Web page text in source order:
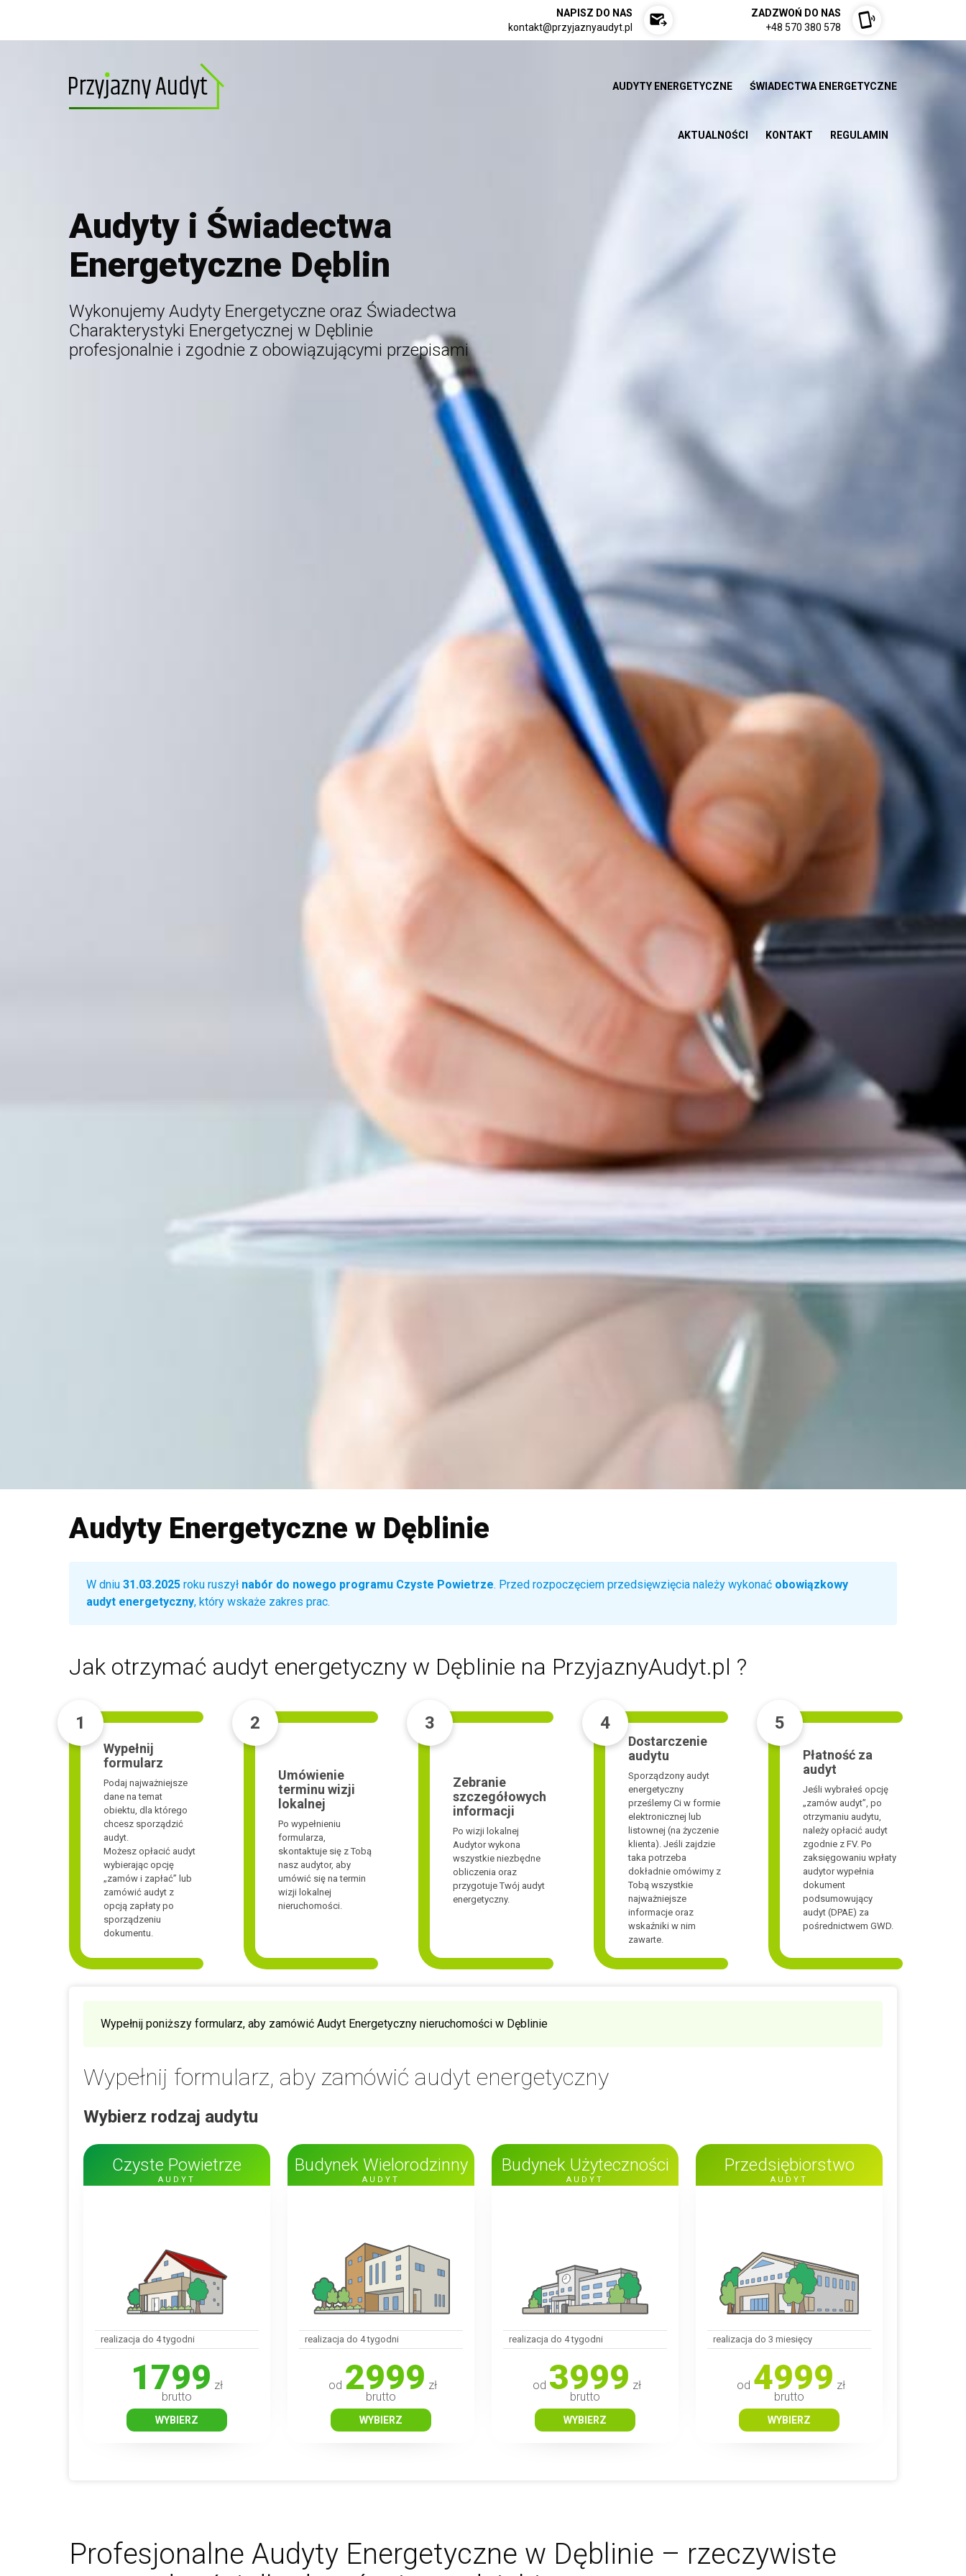
NAPISZ DO NAS
kontakt@przyjaznyaudyt.pl
ZADZWOŃ DO NAS
+48 570 380 578
AUDYTY ENERGETYCZNE ŚWIADECTWA ENERGETYCZNE
AKTUALNOŚCI KONTAKT REGULAMIN
Audyty i Świadectwa
Energetyczne Dęblin
Wykonujemy Audyty Energetyczne oraz Świadectwa
Charakterystyki Energetycznej w Dęblinie
profesjonalnie i zgodnie z obowiązującymi przepisami
Audyty Energetyczne w Dęblinie
W dniu 31.03.2025 roku ruszył nabór do nowego programu Czyste Powietrze. Przed rozpoczęciem przedsięwzięcia należy wykonać obowiązkowy
audyt energetyczny, który wskaże zakres prac.
Jak otrzymać audyt energetyczny w Dęblinie na PrzyjaznyAudyt.pl ?
1
Wypełnij
formularz
Podaj najważniejsze
dane na temat
obiektu, dla którego
chcesz sporządzić
audyt.
Możesz opłacić audyt
wybierając opcję
„zamów i zapłać” lub
zamówić audyt z
opcją zapłaty po
sporządzeniu
dokumentu.
2
Umówienie
terminu wizji
lokalnej
Po wypełnieniu
formularza,
skontaktuje się z Tobą
nasz audytor, aby
umówić się na termin
wizji lokalnej
nieruchomości.
3
Zebranie
szczegółowych
informacji
Po wizji lokalnej
Audytor wykona
wszystkie niezbędne
obliczenia oraz
przygotuje Twój audyt
energetyczny.
4
Dostarczenie
audytu
Sporządzony audyt
energetyczny
prześlemy Ci w formie
elektronicznej lub
listownej (na życzenie
klienta). Jeśli zajdzie
taka potrzeba
dokładnie omówimy z
Tobą wszystkie
najważniejsze
informacje oraz
wskaźniki w nim
zawarte.
5
Płatność za
audyt
Jeśli wybrałeś opcję
„zamów audyt”, po
otrzymaniu audytu,
należy opłacić audyt
zgodnie z FV. Po
zaksięgowaniu wpłaty
audytor wypełnia
dokument
podsumowujący
audyt (DPAE) za
pośrednictwem GWD.
Wypełnij poniższy formularz, aby zamówić Audyt Energetyczny nieruchomości w Dęblinie
Wypełnij formularz, aby zamówić audyt energetyczny
Wybierz rodzaj audytu
AUDYT
Czyste Powietrze
realizacja do 4 tygodni
1799 zł
brutto
WYBIERZ
AUDYT
Budynek Wielorodzinny
realizacja do 4 tygodni
od 2999 zł
brutto
WYBIERZ
AUDYT
Budynek Użyteczności
realizacja do 4 tygodni
od 3999 zł
brutto
WYBIERZ
AUDYT
Przedsiębiorstwo
realizacja do 3 miesięcy
od 4999 zł
brutto
WYBIERZ
Profesjonalne Audyty Energetyczne w Dęblinie – rzeczywiste